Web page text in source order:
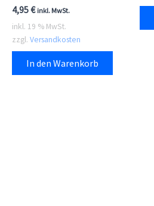
4,95€ inkl. MwSt.
inkl. 19 % MwSt.
zzgl. Versandkosten
In den Warenkorb